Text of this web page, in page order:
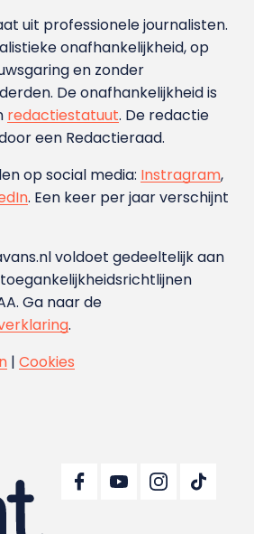
uit professionele journalisten.
onafhankelijkheid, op
en zonder
De onafhankelijkheid is
redactiestatuut. De redactie
een Redactieraad.
op social media: Instragram,
. Een keer per jaar verschijnt
voldoet gedeeltelijk aan
Ga naar de
.
| Cookies